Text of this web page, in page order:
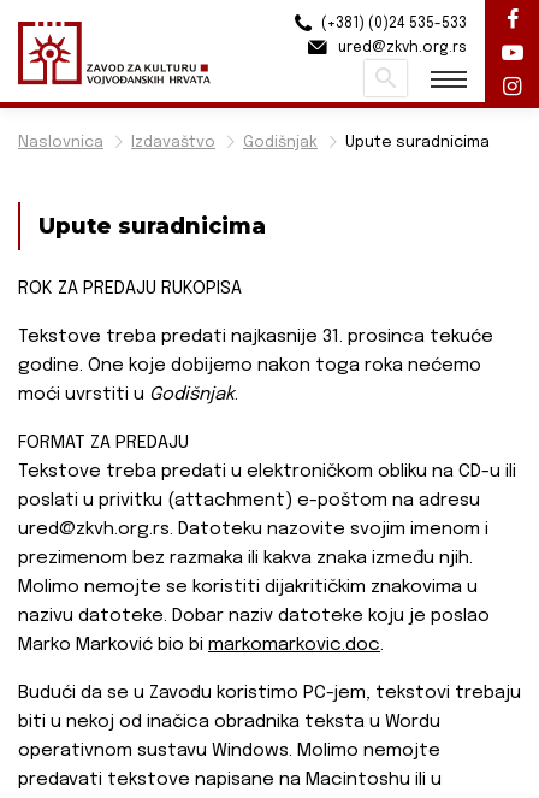
Naslovnica Izdavaštvo Godišnjak Upute suradnicima
Upute suradnicima
ROK ZA PREDAJU RUKOPISA
Tekstove treba predati najkasnije 31. prosinca tekuće
godine. One koje dobijemo nakon toga roka nećemo
moći uvrstiti u Godišnjak.
FORMAT ZA PREDAJU
Tekstove treba predati u elektroničkom obliku na CD-u ili
poslati u privitku (attachment) e-poštom na adresu
ured@zkvh.org.rs. Datoteku nazovite svojim imenom i
prezimenom bez razmaka ili kakva znaka između njih.
Molimo nemojte se koristiti dijakritičkim znakovima u
nazivu datoteke. Dobar naziv datoteke koju je poslao
Marko Marković bio bi markomarkovic.doc.
Budući da se u Zavodu koristimo PC-jem, tekstovi trebaju
biti u nekoj od inačica obradnika teksta u Wordu
operativnom sustavu Windows. Molimo nemojte
predavati tekstove napisane na Macintoshu ili u
(+381) (0)24 535-533
ured@zkvh.org.rs
Pretraži